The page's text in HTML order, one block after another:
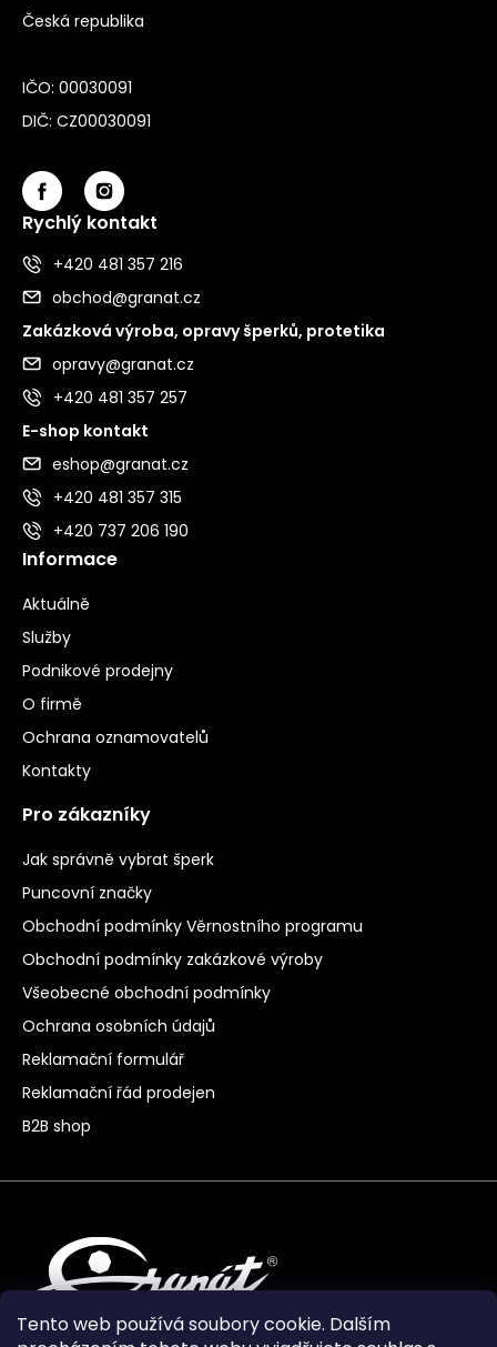
Tento web používá soubory cookie. Dalším
Česká republika
IČO: 00030091
DIČ: CZ00030091
Rychlý kontakt
+420 481 357 216
obchod@granat.cz
Zakázková výroba, opravy šperků, protetika
opravy@granat.cz
+420 481 357 257
E-shop kontakt
eshop@granat.cz
+420 481 357 315
+420 737 206 190
Informace
Aktuálně
Služby
Podnikové prodejny
O firmě
Ochrana oznamovatelů
Kontakty
Pro zákazníky
Jak správně vybrat šperk
Puncovní značky
Obchodní podmínky Věrnostního programu
Obchodní podmínky zakázkové výroby
Všeobecné obchodní podmínky
Ochrana osobních údajů
Reklamační formulář
Reklamační řád prodejen
B2B shop